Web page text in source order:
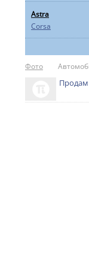
Astra
Corsa
Фото
Продам